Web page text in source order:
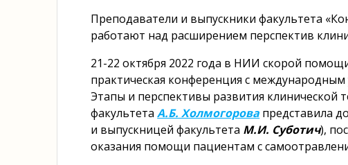
Преподаватели и выпускники факультета
работают над расширением перспектив
21-22 октября 2022 года в НИИ скорой
практическая конференция с
Этапы и перспективы развития клинической
факультетаА.Б. Холмогорова представила
и выпускницей факультета М.И. Суботич),
оказания помощи пациентам с